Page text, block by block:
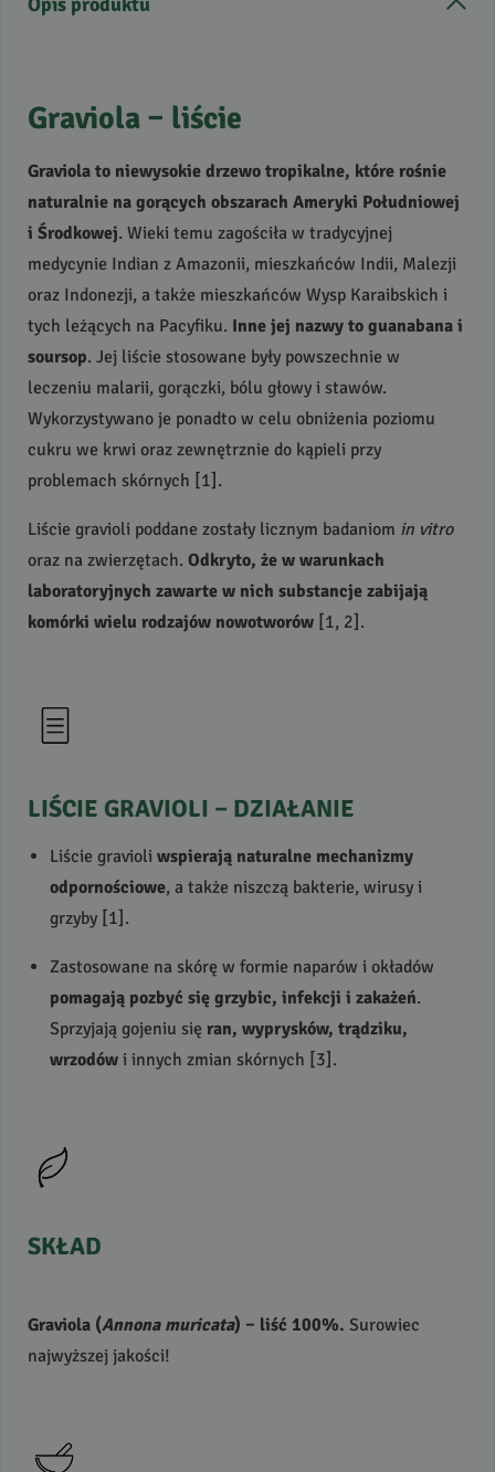
Graviola – liście
Graviola to niewysokie drzewo tropikalne, które rośnie
naturalnie na gorących obszarach Ameryki Południowej
i Środkowej. Wieki temu zagościła w tradycyjnej
medycynie Indian z Amazonii, mieszkańców Indii, Malezji
oraz Indonezji, a także mieszkańców Wysp Karaibskich i
tych leżących na Pacyfiku. Inne jej nazwy to guanabana i
soursop. Jej liście stosowane były powszechnie w
leczeniu malarii, gorączki, bólu głowy i stawów.
Wykorzystywano je ponadto w celu obniżenia poziomu
cukru we krwi oraz zewnętrznie do kąpieli przy
problemach skórnych [1].
Liście gravioli poddane zostały licznym badaniom in vitro
oraz na zwierzętach. Odkryto, że w warunkach
laboratoryjnych zawarte w nich substancje zabijają
komórki wielu rodzajów nowotworów [1, 2].
LIŚCIE GRAVIOLI – DZIAŁANIE
Liście gravioli wspierają naturalne mechanizmy
odpornościowe, a także niszczą bakterie, wirusy i
grzyby [1].
Zastosowane na skórę w formie naparów i okładów
pomagają pozbyć się grzybic, infekcji i zakażeń.
Sprzyjają gojeniu się ran, wyprysków, trądziku,
wrzodów i innych zmian skórnych [3].
SKŁAD
Graviola (Annona muricata) – liść 100%. Surowiec
najwyższej jakości!